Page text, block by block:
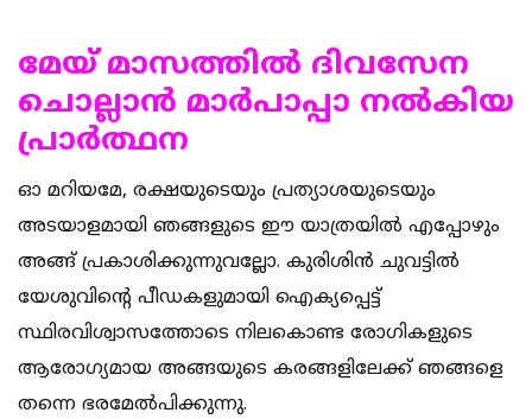
മേയ് മാസത്തില്‍ ദിവസേന
ചൊല്ലാന്‍ മാര്‍പാപ്പാ നല്‍കിയ
പ്രാര്‍ത്ഥന
ഓ മറിയമേ, രക്ഷയുടെയും പ്രത്യാശയുടെയും
അടയാളമായി ഞങ്ങളുടെ ഈ യാത്രയില്‍ എപ്പോഴും
അങ്ങ് പ്രകാശിക്കുന്നുവല്ലോ. കുരിശിന്‍ ചുവട്ടില്‍
യേശുവിന്റെ പീഡകളുമായി ഐക്യപ്പെട്ട്
സ്ഥിരവിശ്വാസത്തോടെ നിലകൊണ്ട രോഗികളുടെ
ആരോഗ്യമായ അങ്ങയുടെ കരങ്ങളിലേക്ക് ഞങ്ങളെ
തന്നെ ഭരമേല്‍പിക്കുന്നു.